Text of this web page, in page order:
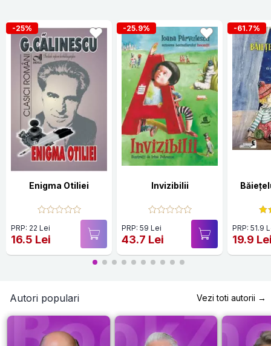
-25%
Enigma Otiliei
PRP: 22 Lei
16.5 Lei
-25.9%
Invizibilii
PRP: 59 Lei
43.7 Lei
-61.7%
PRP: 51.9
19.9
Autori populari Vezi toti autorii →